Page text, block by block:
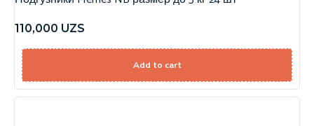
110,000 UZS
Add to cart